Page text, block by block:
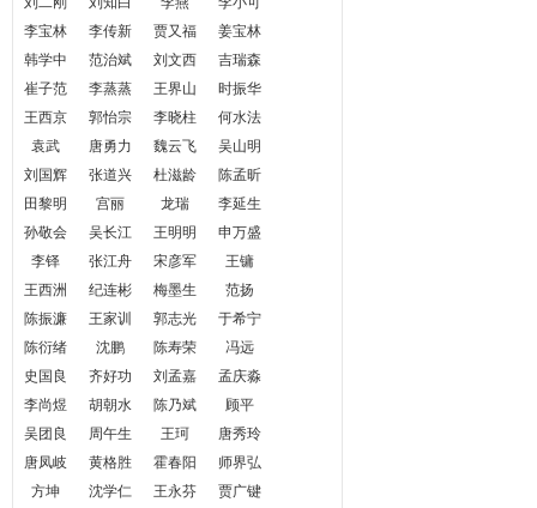
李宝林
李传新 贾又福
姜宝林
韩学中
范治斌 刘文西
吉瑞森
崔子范
李蒸蒸 王界山
时振华
王西京
郭怡宗 李晓柱
何水法
袁武
唐勇力 魏云飞
吴山明
刘国辉
张道兴 杜滋龄
陈孟昕
田黎明
宫丽 龙瑞
李延生
孙敬会
吴长江 王明明
申万盛
李铎
张江舟 宋彦军
王镛
王西洲
纪连彬 梅墨生
范扬
陈振濂
王家训 郭志光
于希宁
陈衍绪
沈鹏 陈寿荣
冯远
史国良
齐好功 刘孟嘉
孟庆淼
李尚煜
胡朝水 陈乃斌
顾平
吴团良
周午生 王珂
唐秀玲
唐凤岐
黄格胜 霍春阳
师界弘
方坤
沈学仁 王永芬
贾广键